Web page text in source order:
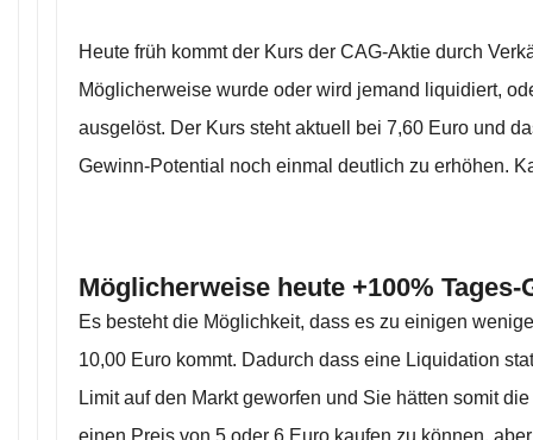
Heute früh kommt der Kurs der CAG-Aktie durch
Möglicherweise wurde oder wird jemand liquidiert,
ausgelöst. Der Kurs steht aktuell bei 7,60 Euro und
Gewinn-Potential noch einmal deutlich zu erhöhen.
Möglicherweise heute +100%
Es besteht die Möglichkeit, dass es zu einigen
10,00 Euro kommt. Dadurch dass eine Liquidation
Limit auf den Markt geworfen und Sie hätten somit
einen Preis von 5 oder 6 Euro kaufen zu können,